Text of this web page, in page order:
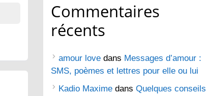
Commentaires
récents
amour love dans Messages d’amour :
SMS, poèmes et lettres pour elle ou lui
Kadio Maxime dans Quelques conseils